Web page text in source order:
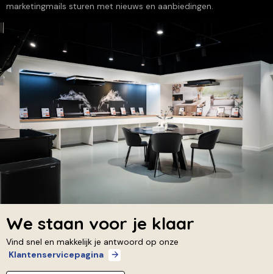
marketingmails sturen met nieuws en aanbiedingen.
We staan voor je klaar
Vind snel en makkelijk je antwoord op onze
Klantenservicepagina